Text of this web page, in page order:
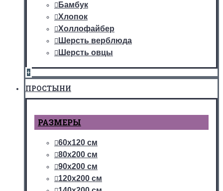
Бамбук
Хлопок
Холлофайбер
Шерсть верблюда
Шерсть овцы
+
ПРОСТЫНИ
РАЗМЕРЫ
60х120 см
80х200 см
90х200 см
120х200 см